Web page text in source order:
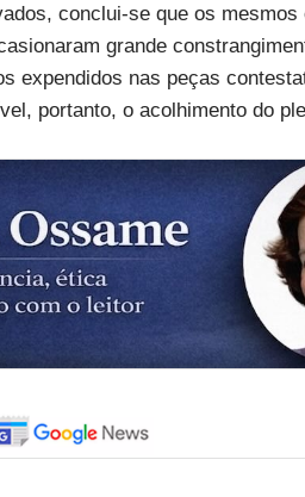
conclui-se que os
grande
expendidos nas peças
portanto, o acolhimento do